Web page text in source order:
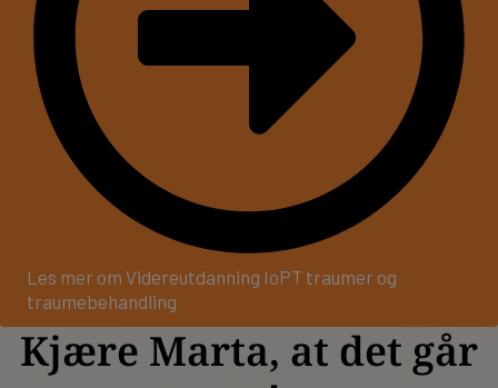
Les mer om Videreutdanning IoPT traumer og
traumebehandling
Kjære Marta, at det går